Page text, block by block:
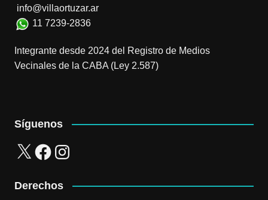
info@villaortuzar.ar
11 7239-2836
Integrante desde 2024 del Registro de Medios
Vecinales de la CABA (Ley 2.587)
Síguenos
X FacebookInstagram
Derechos